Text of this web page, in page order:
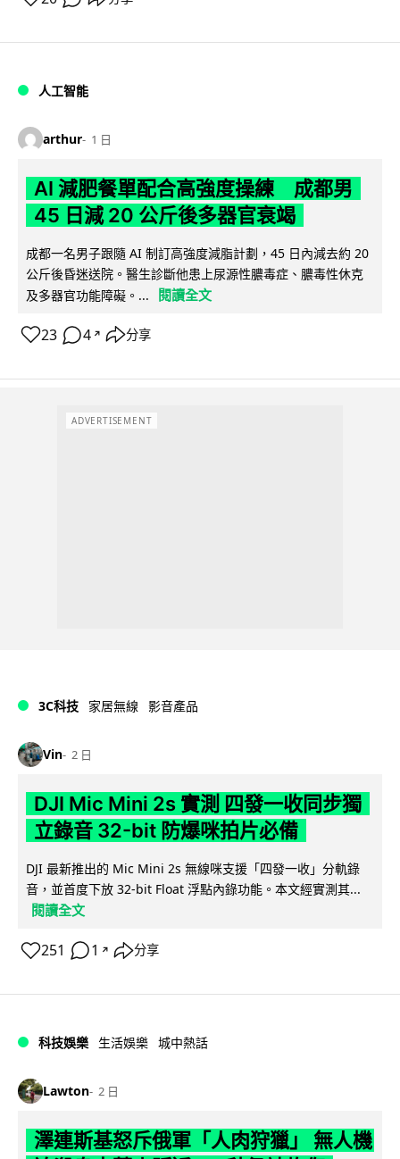
人工智能
arthur 1 日
AI 減肥餐單配合高強度操練 成都男
45 日減 20 公斤後多器官衰竭
成都一名男子跟隨 AI 制訂高強度減脂計劃，45 日內減去約 20
公斤後昏迷送院。醫生診斷他患上尿源性膿毒症、膿毒性休克
及多器官功能障礙。...
閱讀全文
23 4 ↗ 分享
ADVERTISEMENT
3C科技 家居無線 影音產品
Vin 2 日
DJI Mic Mini 2s 實測 四發一收同步獨
立錄音 32-bit 防爆咪拍片必備
DJI 最新推出的 Mic Mini 2s 無線咪支援「四發一收」分軌錄
音，並首度下放 32-bit Float 浮點內錄功能。本文經實測其...
閱讀全文
251 1 ↗ 分享
科技娛樂 生活娛樂 城中熱話
Lawton 2 日
澤連斯基怒斥俄軍「人肉狩獵」 無人機